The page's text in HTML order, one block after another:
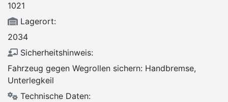
1021
Lagerort:
2034
Sicherheitshinweis:
Fahrzeug gegen Wegrollen sichern: Handbremse,
Unterlegkeil
Technische Daten: